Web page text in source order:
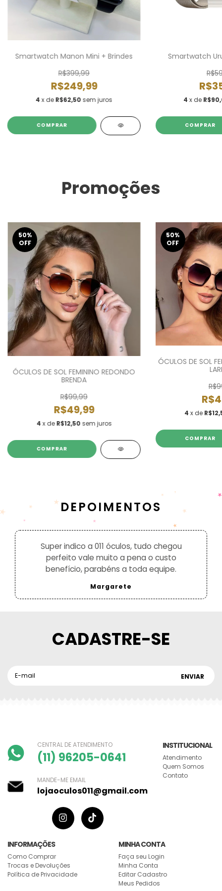
Smartwatch Manon Mini + Brindes
R$399,99
R$249,99
4 x deR$62,50 sem juros
COMPRAR
Smartwatch
4 x de
COMPRAR
Promoções
50%
OFF
ÓCULOS DE SOL FEMININO REDONDO
BRENDA
R$99,99
R$49,99
4x deR$12,50 sem juros
COMPRAR
50%
OFF
ÓCULOS DE SOL
4 x de
COMPRAR
DEPOIMENTOS
Super indico a 011 óculos, tudo chegou
perfeito vale muito a pena o custo
benefício, parabéns a toda equipe.
Margarete
CADASTRE-SE
CENTRAL DE ATENDIMENTO
(11) 96205-0641
MANDE-ME EMAIL
lojaoculos011@gmail.com
INSTITUCIONAL
Atendimento
Quem Somos
Contato
INFORMAÇÕES
Como Comprar
Trocas e Devoluções
Política de Privacidade
MINHA CONTA
Faça seu Login
Minha Conta
Editar Cadastro
Meus Pedidos